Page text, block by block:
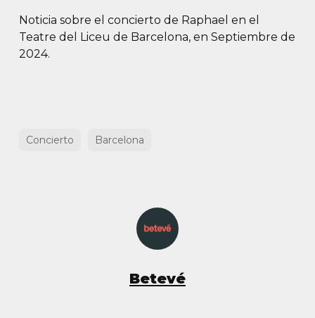
Noticia sobre el concierto de Raphael en el
Teatre del Liceu de Barcelona, en Septiembre de
2024.
Concierto Barcelona
Betevé